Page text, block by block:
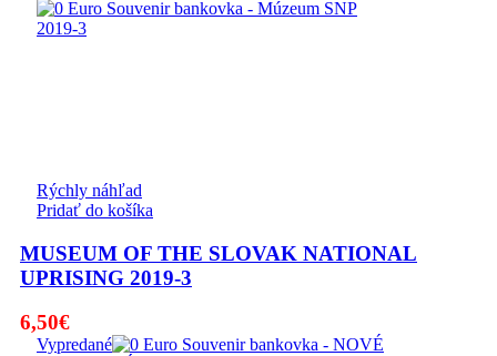
Rýchly náhľad
Pridať do košíka
MUSEUM OF THE SLOVAK NATIONAL
UPRISING 2019-3
6,50€
Vypredané